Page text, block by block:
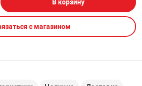
PCI АДАПТЕРЫ
USB
CD-DVD ДИСКИ
В корзину
с магазином